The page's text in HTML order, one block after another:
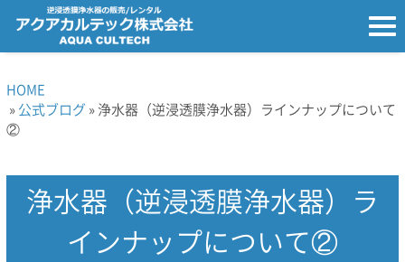
HOME
»公式ブログ » 浄水器（逆浸透膜浄水器）ラインナップについて
②
浄水器（逆浸透膜浄水器）ラ
インナップについて②